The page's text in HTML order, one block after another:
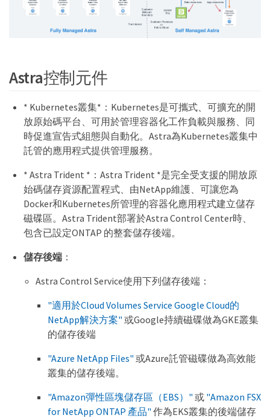
Astra控制元件
* Kubernetes叢集*：Kubernetes是可攜式、可擴充的開
放原始碼平台、可用於管理容器化工作負載與服務、同
時促進宣告式組態與自動化。Astra為Kubernetes叢集中
託管的應用程式提供管理服務。
* Astra Trident *：Astra Trident *是完全受支援的開放原
始碼儲存資源配置程式、由NetApp維護、可讓您為
Docker和Kubernetes所管理的容器化應用程式建立儲存
磁碟區。Astra Trident部署於Astra Control Center時、
包含已設定ONTAP 的整套儲存後端。
儲存後端：
Astra Control Service使用下列儲存後端：
"適用於Cloud Volumes Service Google Cloud的
NetApp解決方案" 或Google持續磁碟做為GKE叢集
的儲存後端
"Azure NetApp Files" 或Azure託管磁碟做為高效能
叢集的儲存後端。
"Amazon彈性區塊儲存區（EBS）" 或 "Amazon FSX
for NetApp ONTAP 產品" 作為EKS叢集的後端儲存